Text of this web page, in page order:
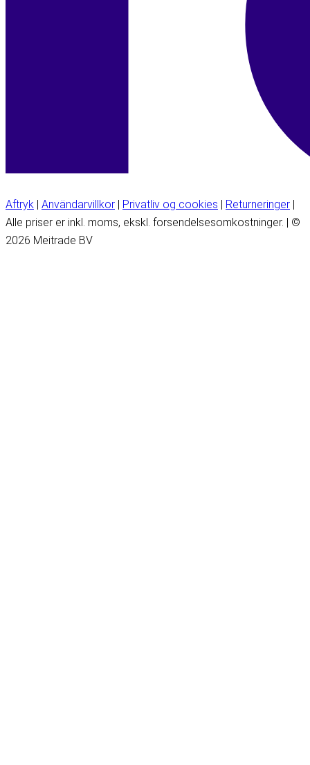
Aftryk | Användarvillkor | Privatliv og cookies | Returneringer |
Alle priser er inkl. moms, ekskl. forsendelsesomkostninger. | ©
2026 Meitrade BV